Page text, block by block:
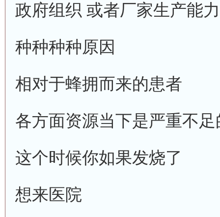
政府组织 或者厂家生产能
种种种种原因
相对于蜂拥而来的患者
各方面资源当下是严重不足
这个时候你如果发烧了
想来医院